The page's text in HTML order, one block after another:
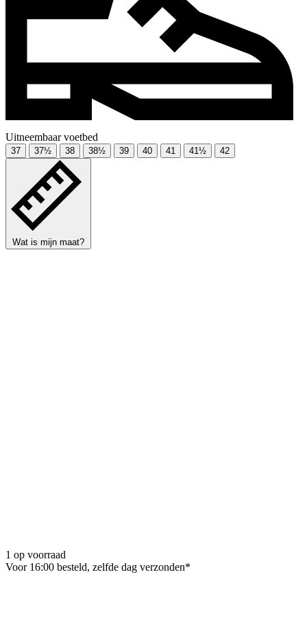
Uitneembaar voetbed
37 37½ 38 38½ 39 40 41 41½ 42
Wat is mijn maat?
1 op voorraad
Voor 16:00 besteld, zelfde dag verzonden*